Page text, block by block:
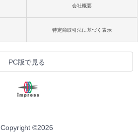
会社概要
特定商取引法に基づく表示
PC版で見る
Copyright ©2026